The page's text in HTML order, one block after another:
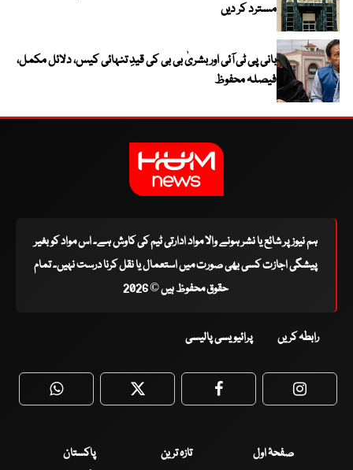
مسترد کر دیں
بانی پی ٹی آئی اور بشریٰ بی بی کی قیدِ تنہائی کیس، دلائل مکمل،
فیصلہ محفوظ
ہم نیوز پر شائع یا نشر ہونے والا مواد ادارتی ٹیم کی کاوش ہے۔ اس مواد کو بغیر
پیشگی اجازت کسی بھی صورت میں استعمال یا نقل کرنا درست نہیں۔ تمام
حقوق محفوظ ہیں © 2026
رابطہ کریں پرائیویسی پالیسی
WhatsApp Twitter Facebook
صفحۂ اول تازہ ترین
پاکستان